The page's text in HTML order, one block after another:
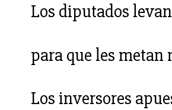
Los diputados
para que les metan
Los inversores